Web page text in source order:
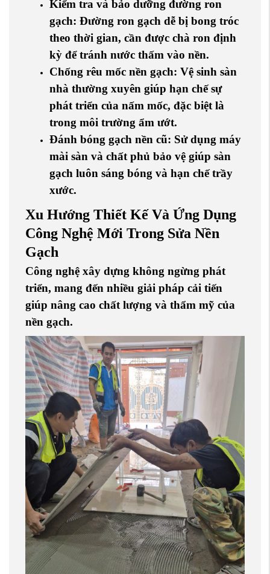
Kiểm tra và bảo dưỡng đường ron
gạch: Đường ron gạch dễ bị bong tróc
theo thời gian, cần được chà ron định
kỳ để tránh nước thấm vào nền.
Chống rêu mốc nền gạch: Vệ sinh sàn
nhà thường xuyên giúp hạn chế sự
phát triển của nấm mốc, đặc biệt là
trong môi trường ẩm ướt.
Đánh bóng gạch nền cũ: Sử dụng máy
mài sàn và chất phủ bảo vệ giúp sàn
gạch luôn sáng bóng và hạn chế trầy
xước.
Xu Hướng Thiết Kế Và Ứng Dụng
Công Nghệ Mới Trong Sửa Nền
Gạch
Công nghệ xây dựng không ngừng phát
triển, mang đến nhiều giải pháp cải tiến
giúp nâng cao chất lượng và thẩm mỹ của
nền gạch.